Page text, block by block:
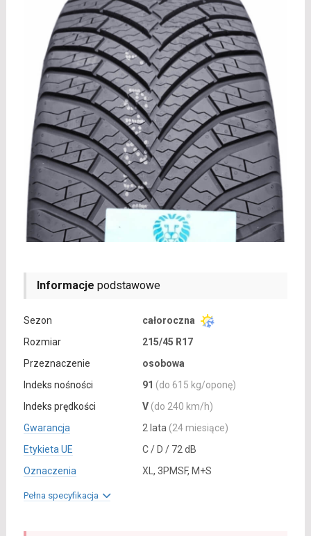
Informacje podstawowe
Sezon
całoroczna
Rozmiar
215/45 R17
Przeznaczenie
osobowa
Indeks nośności
91 (do 615 kg/oponę)
Indeks prędkości
V (do 240 km/h)
Gwarancja
2 lata (24 miesiące)
Etykieta UE
C / D / 72 dB
Oznaczenia
XL, 3PMSF, M+S
Pełna specyfikacja